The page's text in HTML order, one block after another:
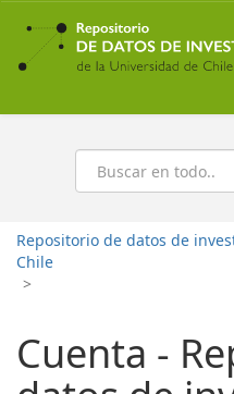
Ir
contenido
principal
Buscar
Repositorio de datos de
Chile
>
Cuenta -